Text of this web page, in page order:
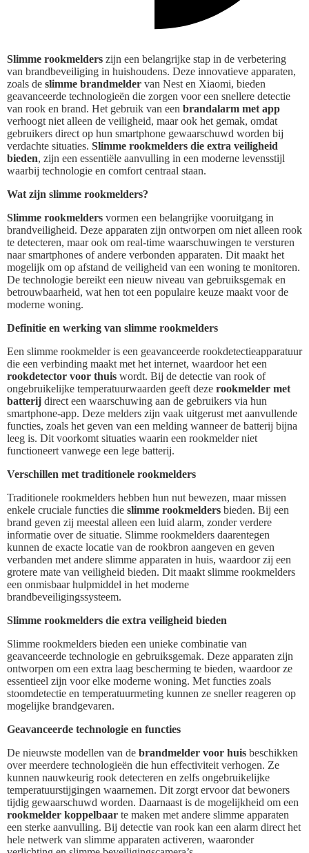
Slimme rookmelders zijn een belangrijke stap in de verbetering
van brandbeveiliging in huishoudens. Deze innovatieve apparaten,
zoals de slimme brandmelder van Nest en Xiaomi, bieden
geavanceerde technologieën die zorgen voor een snellere detectie
van rook en brand. Het gebruik van een brandalarm met app
verhoogt niet alleen de veiligheid, maar ook het gemak, omdat
gebruikers direct op hun smartphone gewaarschuwd worden bij
verdachte situaties. Slimme rookmelders die extra veiligheid
bieden, zijn een essentiële aanvulling in een moderne levensstijl
waarbij technologie en comfort centraal staan.
Wat zijn slimme rookmelders?
Slimme rookmelders vormen een belangrijke vooruitgang in
brandveiligheid. Deze apparaten zijn ontworpen om niet alleen rook
te detecteren, maar ook om real-time waarschuwingen te versturen
naar smartphones of andere verbonden apparaten. Dit maakt het
mogelijk om op afstand de veiligheid van een woning te monitoren.
De technologie bereikt een nieuw niveau van gebruiksgemak en
betrouwbaarheid, wat hen tot een populaire keuze maakt voor de
moderne woning.
Definitie en werking van slimme rookmelders
Een slimme rookmelder is een geavanceerde rookdetectieapparatuur
die een verbinding maakt met het internet, waardoor het een
rookdetector voor thuis wordt. Bij de detectie van rook of
ongebruikelijke temperatuurwaarden geeft deze rookmelder met
batterij direct een waarschuwing aan de gebruikers via hun
smartphone-app. Deze melders zijn vaak uitgerust met aanvullende
functies, zoals het geven van een melding wanneer de batterij bijna
leeg is. Dit voorkomt situaties waarin een rookmelder niet
functioneert vanwege een lege batterij.
Verschillen met traditionele rookmelders
Traditionele rookmelders hebben hun nut bewezen, maar missen
enkele cruciale functies die slimme rookmelders bieden. Bij een
brand geven zij meestal alleen een luid alarm, zonder verdere
informatie over de situatie. Slimme rookmelders daarentegen
kunnen de exacte locatie van de rookbron aangeven en geven
verbanden met andere slimme apparaten in huis, waardoor zij een
grotere mate van veiligheid bieden. Dit maakt slimme rookmelders
een onmisbaar hulpmiddel in het moderne
brandbeveiligingssysteem.
Slimme rookmelders die extra veiligheid bieden
Slimme rookmelders bieden een unieke combinatie van
geavanceerde technologie en gebruiksgemak. Deze apparaten zijn
ontworpen om een extra laag bescherming te bieden, waardoor ze
essentieel zijn voor elke moderne woning. Met functies zoals
stoomdetectie en temperatuurmeting kunnen ze sneller reageren op
mogelijke brandgevaren.
Geavanceerde technologie en functies
De nieuwste modellen van de brandmelder voor huis beschikken
over meerdere technologieën die hun effectiviteit verhogen. Ze
kunnen nauwkeurig rook detecteren en zelfs ongebruikelijke
temperatuurstijgingen waarnemen. Dit zorgt ervoor dat bewoners
tijdig gewaarschuwd worden. Daarnaast is de mogelijkheid om een
rookmelder koppelbaar te maken met andere slimme apparaten
een sterke aanvulling. Bij detectie van rook kan een alarm direct het
hele netwerk van slimme apparaten activeren, waaronder